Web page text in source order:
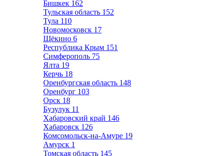
Бишкек 162
Тульская область 152
Тула 110
Новомосковск 17
Щёкино 6
Республика Крым 151
Симферополь 75
Ялта 19
Керчь 18
Оренбургская область 148
Оренбург 103
Орск 18
Бузулук 11
Хабаровский край 146
Хабаровск 126
Комсомольск-на-Амуре 19
Амурск 1
Томская область 145